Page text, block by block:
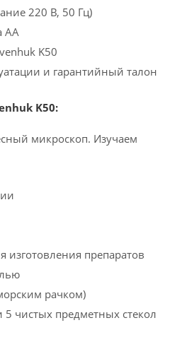
220 В, 50 Гц)
АА
K50
и гарантийный талон
K50:
микроскоп. Изучаем
изготовления препаратов
рачком)
5 чистых предметных стекол